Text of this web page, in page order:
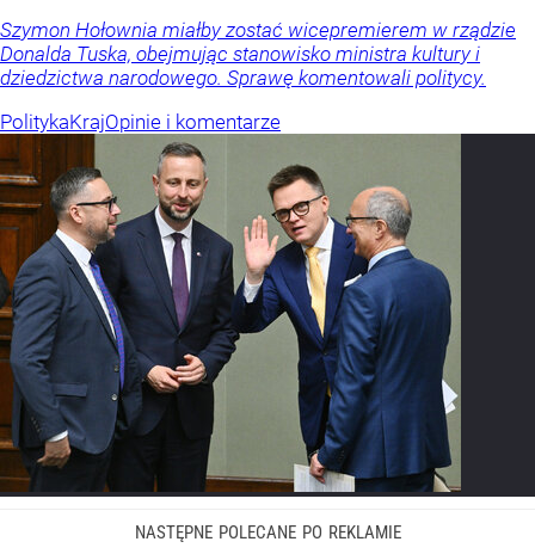
Szymon Hołownia miałby zostać wicepremierem w rządzie
Donalda Tuska, obejmując stanowisko ministra kultury i
dziedzictwa narodowego. Sprawę komentowali politycy.
PolitykaKrajOpinie i komentarze